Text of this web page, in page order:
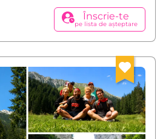
Înscrie-te
pe lista de așteptare